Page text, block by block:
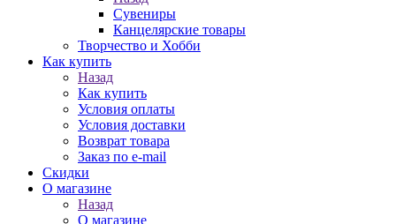
Сувениры
Канцелярские товары
Творчество и Хобби
Как купить
Назад
Как купить
Условия оплаты
Условия доставки
Возврат товара
Заказ по e-mail
Скидки
О магазине
Назад
О магазине